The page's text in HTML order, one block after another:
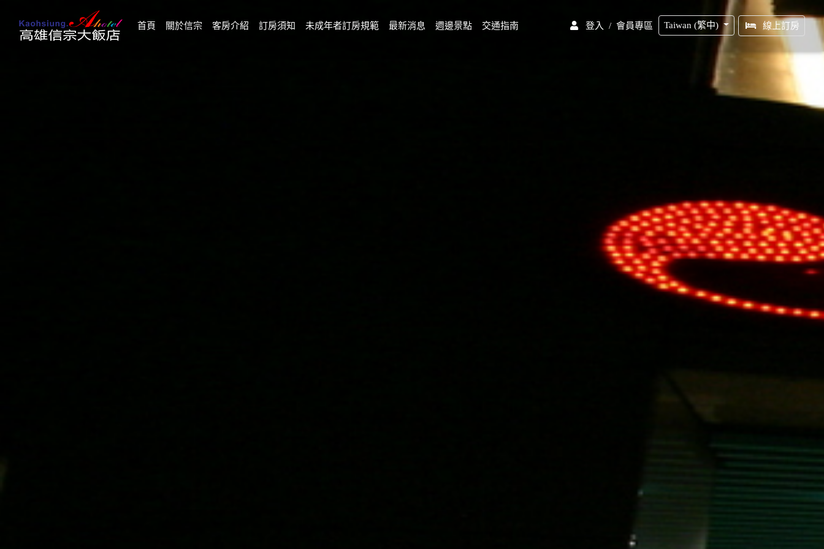
首頁 (current)
關於信宗 客房介紹 訂房須知 未成年者訂房規範 最新消息 週邊景點 交通指南 登入 / 會員專區 Taiwan (繁中) 線上訂房